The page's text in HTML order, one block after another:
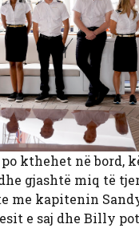
kthehet në bord,
gjashtë miq të
me kapitenin
e saj dhe Billy